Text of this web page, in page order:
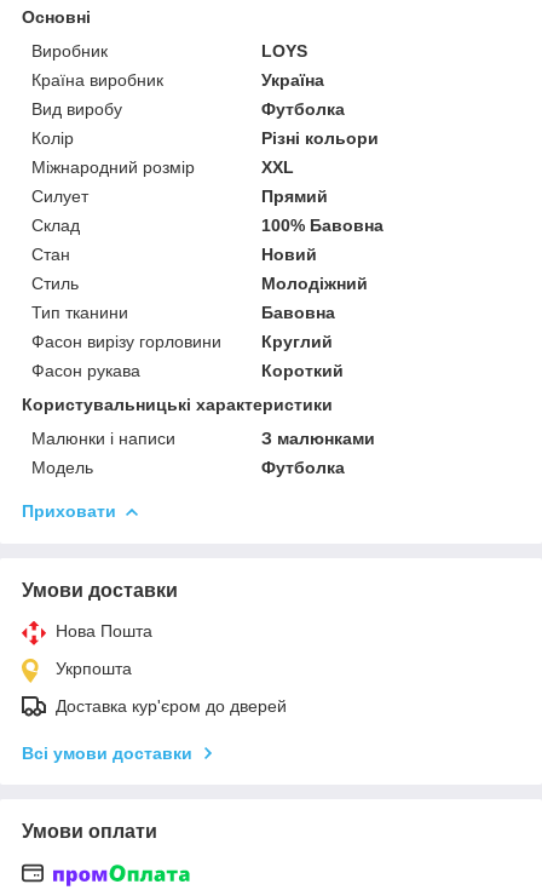
Основні
Виробник
LOYS
Країна виробник
Україна
Вид виробу
Футболка
Колір
Різні кольори
Міжнародний розмір
XXL
Силует
Прямий
Склад
100% Бавовна
Стан
Новий
Стиль
Молодіжний
Тип тканини
Бавовна
Фасон вирізу горловини
Круглий
Фасон рукава
Короткий
Користувальницькі характеристики
Малюнки і написи
З малюнками
Модель
Футболка
Приховати
Умови доставки
Нова Пошта
Укрпошта
Доставка кур'єром до дверей
Всі умови доставки
Умови оплати